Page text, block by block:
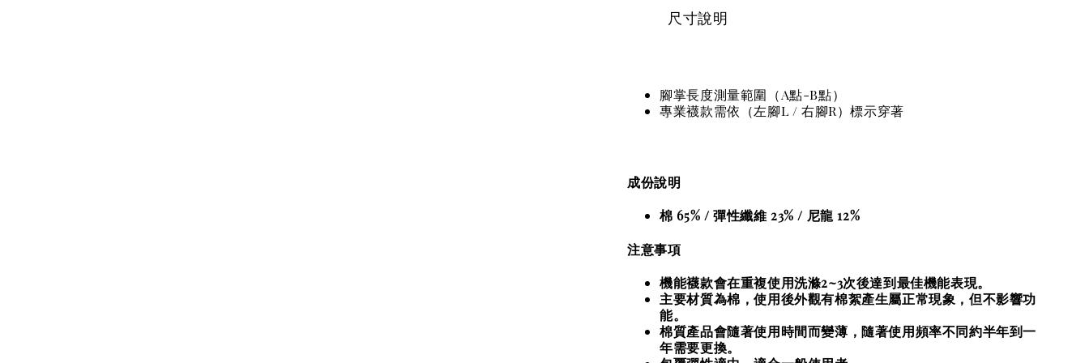
尺寸說明
腳掌長度測量範圍（A點-B點）
專業襪款需依（左腳L / 右腳R）標示穿著
成份說明
棉 65% / 彈性纖維 23% / 尼龍 12%
注意事項
機能襪款會在重複使用洗滌2~3次後達到最佳機能表現。
主要材質為棉，使用後外觀有棉絮產生屬正常現象，但不影響功
能。
棉質產品會隨著使用時間而變薄，隨著使用頻率不同約半年到一
年需要更換。